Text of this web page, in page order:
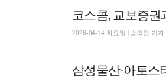
코스콤, 교보증권
2026-04-14 화요일 | 방의진 기자
삼성물산·아토스